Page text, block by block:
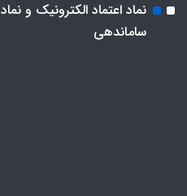
نماد اعتماد الکترونیک و نماد
ساماندهی